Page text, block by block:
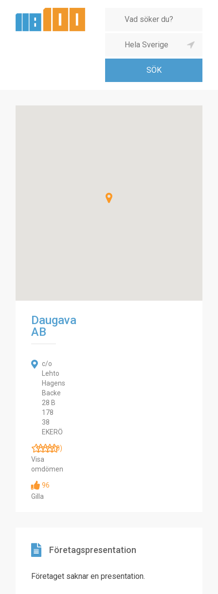
Daugava
AB
c/o
Lehto
Hagens
Backe
28 B
178
38
EKERÖ
(0)
Visa
omdömen
96
Gilla
Företagspresentation
Företaget saknar en presentation.